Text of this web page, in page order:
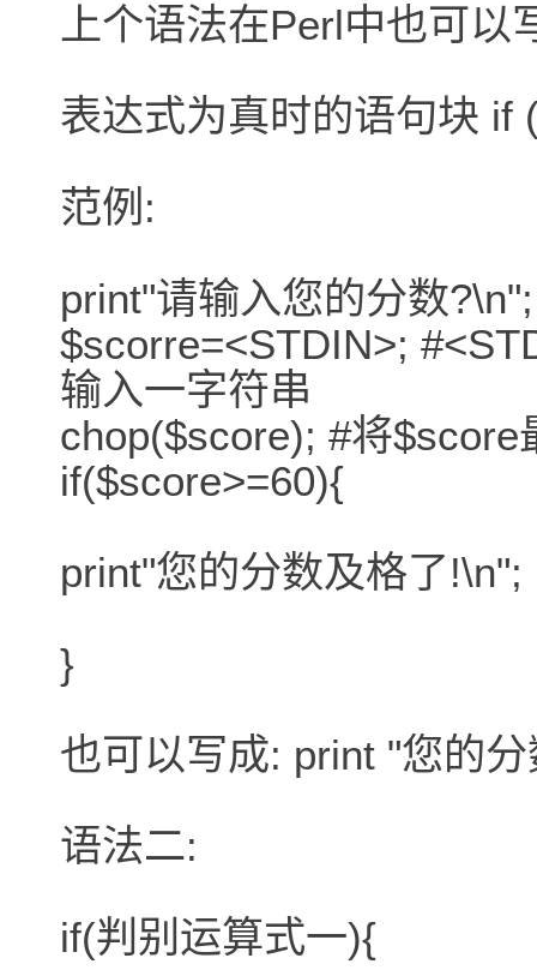
上个语法在Perl中也可以
表达式为真时的语句块 if
范例:
print"请输入您的分数?\n";
$scorre=<STDIN>;
输入一字符串
chop($score); #将
if($score>=60){
print"您的分数及格了!\n";
}
也可以写成: print "您的
语法二:
if(判别运算式一){